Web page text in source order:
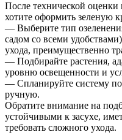
После технической
хотите оформить зеленую
— Выберите тип
садом со всеми
ухода, преимущественно
— Подбирайте растения,
уровню освещенности и
— Спланируйте систему
ручную.
Обратите внимание на
устойчивыми к засухе,
требовать сложного ухода.